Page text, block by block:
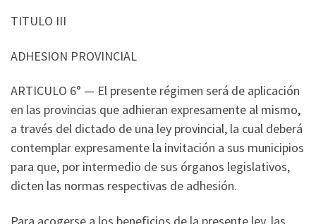
TITULO III
ADHESION PROVINCIAL
ARTICULO 6° — El presente régimen será de aplicación
en las provincias que adhieran expresamente al mismo,
a través del dictado de una ley provincial, la cual deberá
contemplar expresamente la invitación a sus municipios
para que, por intermedio de sus órganos legislativos,
dicten las normas respectivas de adhesión.